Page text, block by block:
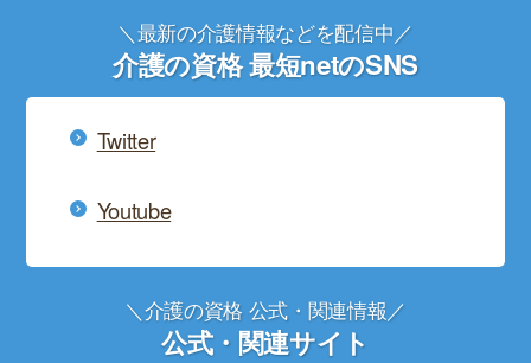
＼最新の介護情報などを配信中／
介護の資格 最短netのSNS
Twitter
Youtube
＼介護の資格 公式・関連情報／
公式・関連サイト